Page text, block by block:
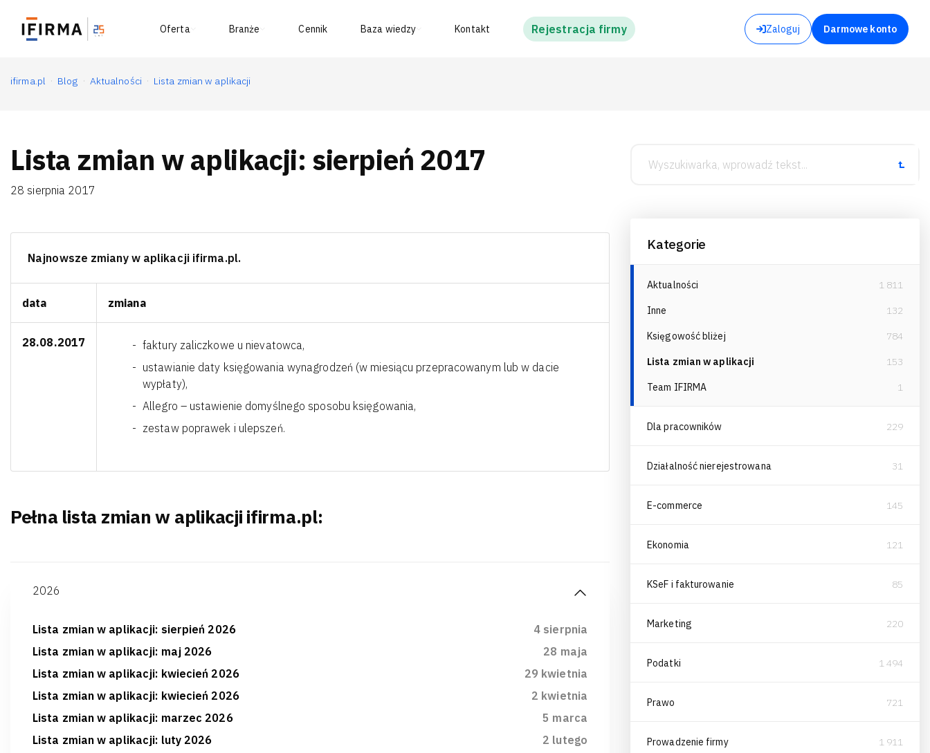
Zaloguj Darmowe konto
Oferta Branże Cennik Baza wiedzy Kontakt Rejestracja firmy
ifirma.pl Blog Aktualności Lista zmian w aplikacji
Lista zmian w aplikacji: sierpień 2017
28 sierpnia 2017
Najnowsze zmiany w aplikacji ifirma.pl.
data zmiana
28.08.2017
faktury zaliczkowe u nievatowca,
ustawianie daty księgowania wynagrodzeń (w miesiącu przepracowanym lub w dacie
wypłaty),
Allegro – ustawienie domyślnego sposobu księgowania,
zestaw poprawek i ulepszeń.
Pełna lista zmian w aplikacji ifirma.pl:
2026
Lista zmian w aplikacji: sierpień 2026
4 sierpnia
Lista zmian w aplikacji: maj 2026
28 maja
Lista zmian w aplikacji: kwiecień 2026
29 kwietnia
Lista zmian w aplikacji: kwiecień 2026
2 kwietnia
Lista zmian w aplikacji: marzec 2026
5 marca
Lista zmian w aplikacji: luty 2026
2 lutego
Kategorie
Aktualności 1 811
Inne 132
Księgowość bliżej 784
Lista zmian w aplikacji 153
Team IFIRMA 1
Dla pracowników 229
Działalność nierejestrowana 31
E-commerce 145
Ekonomia 121
KSeF i fakturowanie 85
Marketing 220
Podatki 1 494
Prawo 721
Prowadzenie firmy 1 911